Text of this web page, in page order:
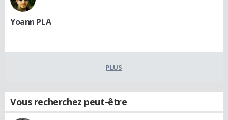
Yoann PLA
PLUS
Vous recherchez peut-être